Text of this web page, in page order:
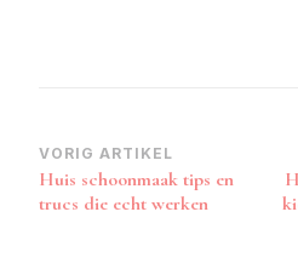
Bericht
navigatie
VORIG ARTIKEL
Huis schoonmaak tips en
trucs die echt werken